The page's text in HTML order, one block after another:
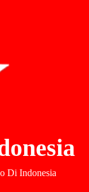
Di Indonesia